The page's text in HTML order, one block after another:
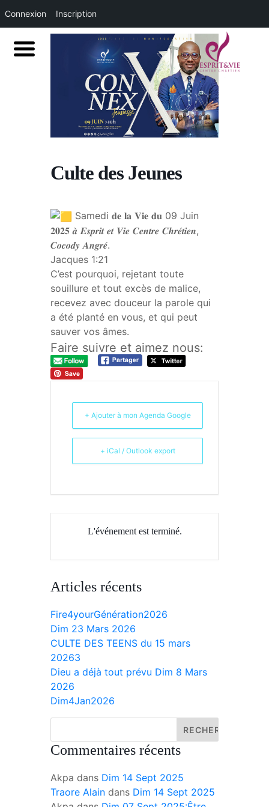
Culte des Jeunes
Samedi 𝐝𝐞 𝐥𝐚 𝐕𝐢𝐞 𝐝𝐮 09 Juin
𝟐𝟎𝟐𝟓 𝒂̀ 𝑬𝒔𝒑𝒓𝒊𝒕 𝒆𝒕 𝑽𝒊𝒆 𝑪𝒆𝒏𝒕𝒓𝒆 𝑪𝒉𝒓𝒆́𝒕𝒊𝒆𝒏,
𝑪𝒐𝒄𝒐𝒅𝒚 𝑨𝒏𝒈𝒓𝒆́.
Jacques 1:21
C’est pourquoi, rejetant toute
souillure et tout excès de malice,
recevez avec douceur la parole qui
a été planté en vous, et qui peut
sauver vos âmes.
Faire suivre et aimez nous:
+ Ajouter à mon Agenda Google
+ iCal / Outlook export
L'événement est terminé.
Articles récents
Fire4yourGénération2026
Dim 23 Mars 2026
CULTE DES TEENS du 15 mars
20263
Dieu a déjà tout prévu Dim 8 Mars
2026
Dim4Jan2026
Commentaires récents
Akpa dans Dim 14 Sept 2025
Traore Alain dans Dim 14 Sept 2025
Connexion Inscription